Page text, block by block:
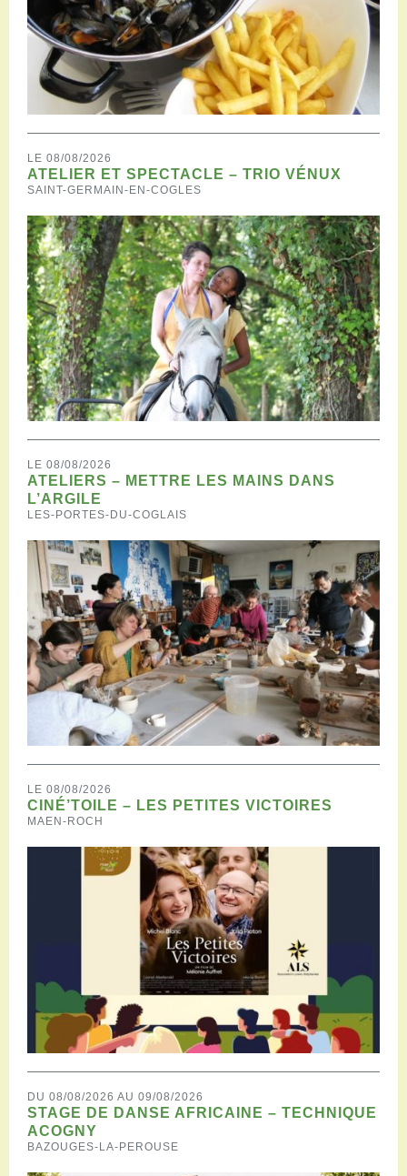
LE 08/08/2026
ATELIER ET SPECTACLE – TRIO VÉNUX
SAINT-GERMAIN-EN-COGLES
LE 08/08/2026
ATELIERS – METTRE LES MAINS DANS
L’ARGILE
LES-PORTES-DU-COGLAIS
LE 08/08/2026
CINÉ’TOILE – LES PETITES VICTOIRES
MAEN-ROCH
DU 08/08/2026 AU 09/08/2026
STAGE DE DANSE AFRICAINE – TECHNIQUE
ACOGNY
BAZOUGES-LA-PEROUSE